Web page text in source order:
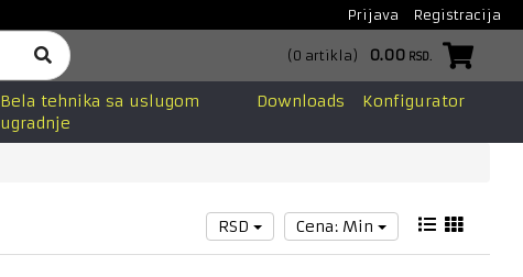
Prijava Registracija
( 0 artikla ) 0.00 RSD.
Bela tehnika sa uslugom
ugradnje
Downloads Konfigurator
RSD Cena: Min